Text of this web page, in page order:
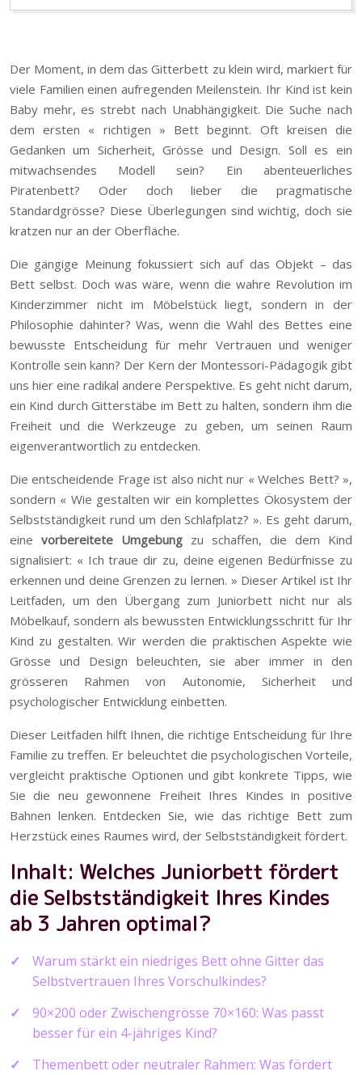
Der Moment, in dem das Gitterbett zu klein wird, markiert für
viele Familien einen aufregenden Meilenstein. Ihr Kind ist kein
Baby mehr, es strebt nach Unabhängigkeit. Die Suche nach
dem ersten « richtigen » Bett beginnt. Oft kreisen die
Gedanken um Sicherheit, Grösse und Design. Soll es ein
mitwachsendes Modell sein? Ein abenteuerliches
Piratenbett? Oder doch lieber die pragmatische
Standardgrösse? Diese Überlegungen sind wichtig, doch sie
kratzen nur an der Oberfläche.
Die gängige Meinung fokussiert sich auf das Objekt – das
Bett selbst. Doch was wäre, wenn die wahre Revolution im
Kinderzimmer nicht im Möbelstück liegt, sondern in der
Philosophie dahinter? Was, wenn die Wahl des Bettes eine
bewusste Entscheidung für mehr Vertrauen und weniger
Kontrolle sein kann? Der Kern der Montessori-Pädagogik gibt
uns hier eine radikal andere Perspektive. Es geht nicht darum,
ein Kind durch Gitterstäbe im Bett zu halten, sondern ihm die
Freiheit und die Werkzeuge zu geben, um seinen Raum
eigenverantwortlich zu entdecken.
Die entscheidende Frage ist also nicht nur « Welches Bett? »,
sondern « Wie gestalten wir ein komplettes Ökosystem der
Selbstständigkeit rund um den Schlafplatz? ». Es geht darum,
eine vorbereitete Umgebung zu schaffen, die dem Kind
signalisiert: « Ich traue dir zu, deine eigenen Bedürfnisse zu
erkennen und deine Grenzen zu lernen. » Dieser Artikel ist Ihr
Leitfaden, um den Übergang zum Juniorbett nicht nur als
Möbelkauf, sondern als bewussten Entwicklungsschritt für Ihr
Kind zu gestalten. Wir werden die praktischen Aspekte wie
Grösse und Design beleuchten, sie aber immer in den
grösseren Rahmen von Autonomie, Sicherheit und
psychologischer Entwicklung einbetten.
Dieser Leitfaden hilft Ihnen, die richtige Entscheidung für Ihre
Familie zu treffen. Er beleuchtet die psychologischen Vorteile,
vergleicht praktische Optionen und gibt konkrete Tipps, wie
Sie die neu gewonnene Freiheit Ihres Kindes in positive
Bahnen lenken. Entdecken Sie, wie das richtige Bett zum
Herzstück eines Raumes wird, der Selbstständigkeit fördert.
Inhalt: Welches Juniorbett fördert
die Selbstständigkeit Ihres Kindes
ab 3 Jahren optimal?
Warum stärkt ein niedriges Bett ohne Gitter das
Selbstvertrauen Ihres Vorschulkindes?
90×200 oder Zwischengrösse 70×160: Was passt
besser für ein 4-jähriges Kind?
Themenbett oder neutraler Rahmen: Was fördert